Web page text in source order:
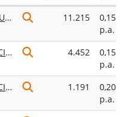
Xtrackers S&P 500 Equal Weight UCITS ETF 1C
11.215
0,15%
p.a.
iShares S&P 500 Equal Weight UCITS ETF USD (Acc)
4.452
0,15%
p.a.
Invesco S&P 500 Equal Weight UCITS ETF
1.191
0,20%
p.a.